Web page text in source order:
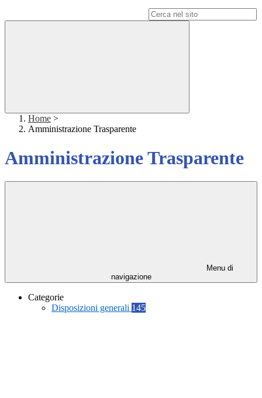
Home >
Amministrazione Trasparente
Amministrazione Trasparente
Menu di
navigazione
Categorie
Disposizioni generali 145